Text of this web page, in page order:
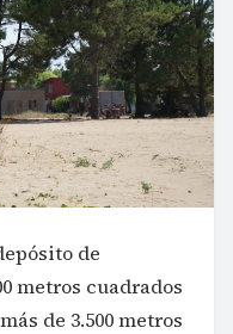
de
metros cuadrados
de 3.500 metros